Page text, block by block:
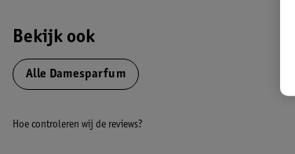
Bekijk ook
Alle Damesparfum
Hoe controleren wij de reviews?